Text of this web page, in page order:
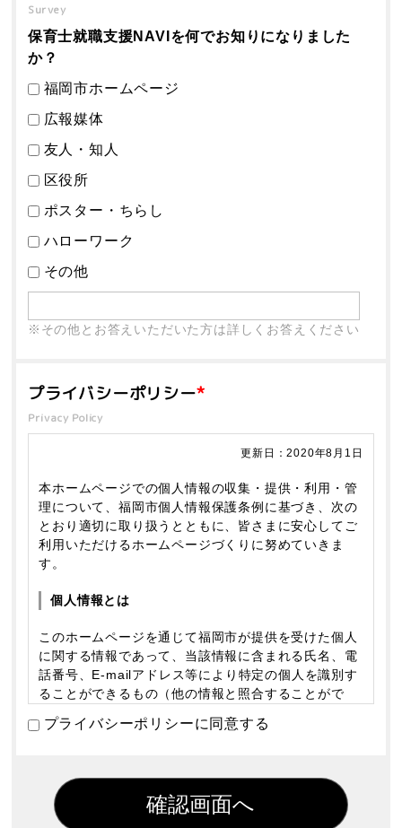
Survey
保育士就職支援NAVIを何でお知りになりました
か？
福岡市ホームページ
広報媒体
友人・知人
区役所
ポスター・ちらし
ハローワーク
その他
※その他とお答えいただいた方は詳しくお答えください
プライバシーポリシー*
Privacy Policy
更新日：2020年8月1日
本ホームページでの個人情報の収集・提供・利用・管
理について、福岡市個人情報保護条例に基づき、次の
とおり適切に取り扱うとともに、皆さまに安心してご
利用いただけるホームページづくりに努めていきま
す。
個人情報とは
このホームページを通じて福岡市が提供を受けた個人
に関する情報であって、当該情報に含まれる氏名、電
話番号、E-mailアドレス等により特定の個人を識別す
ることができるもの（他の情報と照合することがで
ととなるものを含む。）をいいます。
このホームページを通じて福岡市が個人情報を収集す
る際は、利用者ご本人の意思による情報の提供を原則
プライバシーポリシーに同意する